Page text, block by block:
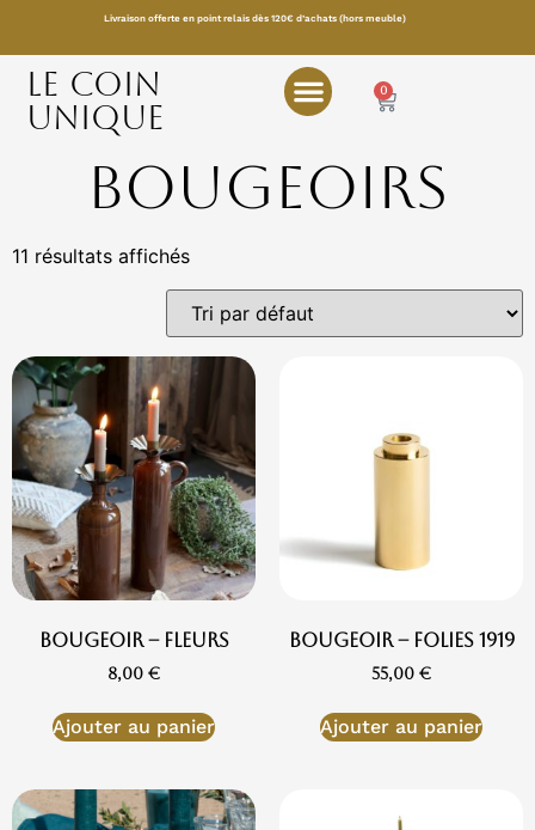
Livraison offerte en point relais dès 120€ d’achats (hors meuble)
LE COIN
UNIQUE
0
Bougeoirs
11 résultats affichés
Bougeoir – Fleurs
8,00 €
Ajouter au panier
Bougeoir – Folies 1919
55,00 €
Ajouter au panier